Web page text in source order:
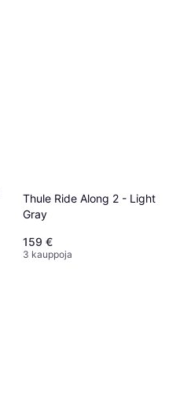
Thule Ride Along 2 - Light
Gray
159 €
3 kauppoja